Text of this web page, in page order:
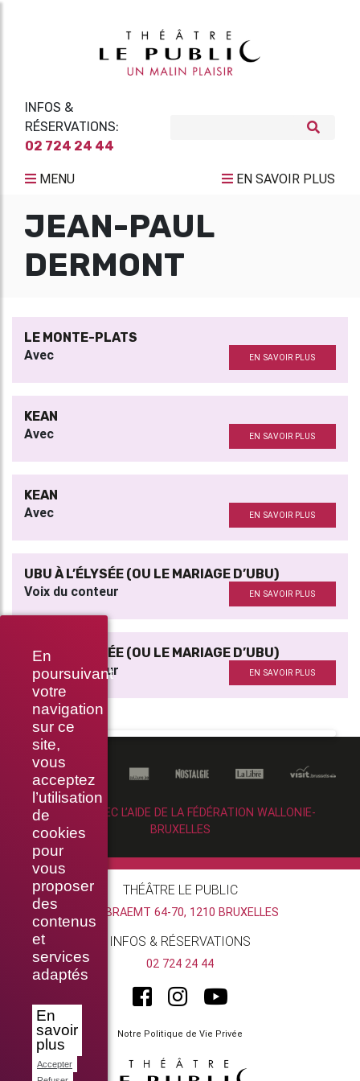
En
poursuivant
votre
navigation
sur ce
site,
vous
acceptez
l’utilisation
de
cookies
pour
vous
proposer
des
contenus
et
services
adaptés
En
savoir
plus
Accepter
INFOS &
RÉSERVATIONS:
02 724 24 44
MENU EN SAVOIR PLUS
JEAN-PAUL
DERMONT
LE MONTE-PLATS
Avec EN SAVOIR PLUS
KEAN
Avec EN SAVOIR PLUS
KEAN
Avec EN SAVOIR PLUS
UBU À L’ÉLYSÉE (OU LE MARIAGE D’UBU)
Voix du conteur EN SAVOIR PLUS
UBU À L’ÉLYSÉE (OU LE MARIAGE D’UBU)
Voix du conteur EN SAVOIR PLUS
RÉALISÉ AVEC L’AIDE DE LA FÉDÉRATION WALLONIE-
BRUXELLES
THÉÂTRE LE PUBLIC
RUE BRAEMT 64-70, 1210 BRUXELLES
INFOS & RÉSERVATIONS
02 724 24 44
Notre Politique de Vie Privée